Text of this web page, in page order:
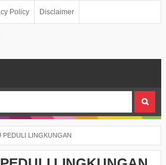
Policy Disclaimer
PEDULI LINGKUNGAN